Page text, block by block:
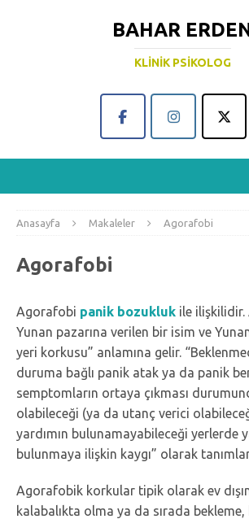
BAHAR
KLINIK PSIKOLOG
Anasayfa Makaleler Agorafobi
Agorafobi
Agorafobi panik bozukluk ile ilişkilidir.
Yunan pazarına verilen bir isim ve
yeri korkusu” anlamına gelir.
duruma bağlı panik atak ya da panik
semptomların ortaya çıkması
olabileceği (ya da utanç verici
yardımın bulunamayabileceği yerlerde
bulunmaya ilişkin kaygı” olarak
Agorafobik korkular tipik olarak ev
kalabalıkta olma ya da sırada